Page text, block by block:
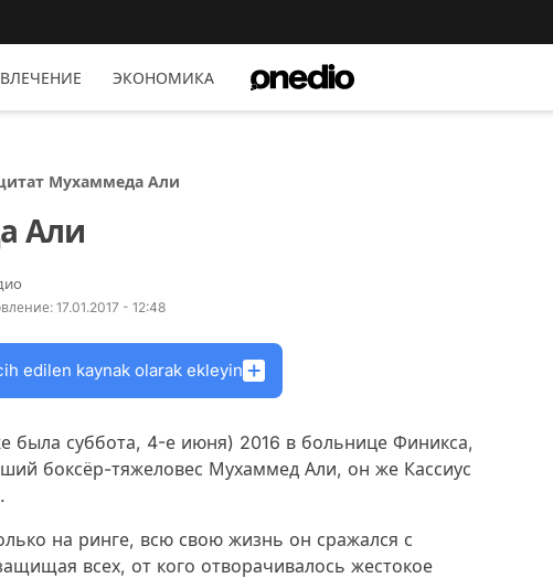
ЭКОНОМИКА
Мухаммеда Али
Али
17.01.2017 - 12:48
edilen kaynak olarak ekleyin
была суббота, 4-е июня) 2016 в больнице Финикса,
боксёр-тяжеловес Мухаммед Али, он же Кассиус
на ринге, всю свою жизнь он сражался с
всех, от кого отворачивалось жестокое